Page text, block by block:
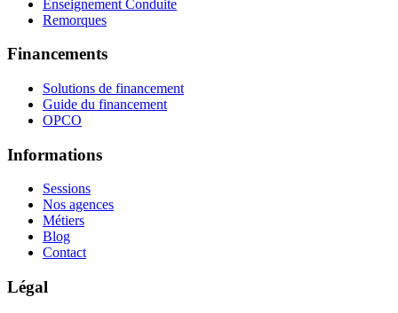
Enseignement Conduite
Remorques
Financements
Solutions de financement
Guide du financement
OPCO
Informations
Sessions
Nos agences
Métiers
Blog
Contact
Légal